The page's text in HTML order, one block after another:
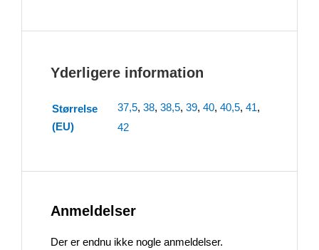
Yderligere information
Størrelse
(EU)
37,5, 38, 38,5, 39, 40, 40,5, 41,
42
Anmeldelser
Der er endnu ikke nogle anmeldelser.